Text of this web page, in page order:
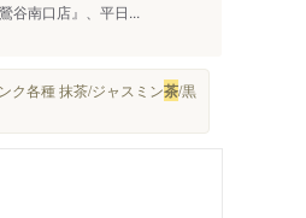
谷南口店』、平日...
各種 抹茶/ジャスミン茶/黒